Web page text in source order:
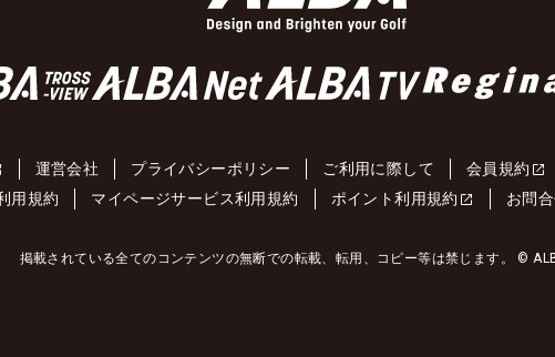
運営会社 プライバシーポリシー ご利用に際して 会員規約
用規約
マイページサービス利用規約 ポイント利用規約 お問
掲載されている全てのコンテンツの無断での転載、転用、コピー等は禁じます。 ©